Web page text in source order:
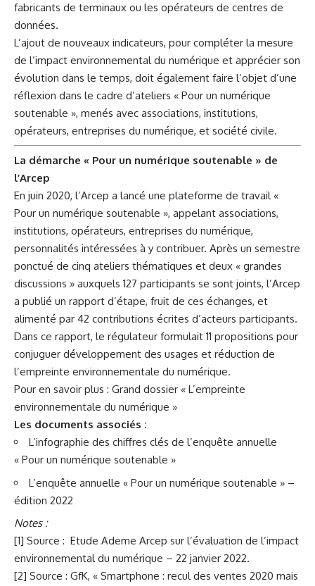
fabricants de terminaux ou les opérateurs de centres de
données.
L’ajout de nouveaux indicateurs, pour compléter la mesure
de l’impact environnemental du numérique et apprécier son
évolution dans le temps, doit également faire l’objet d’une
réflexion dans le cadre d’ateliers « Pour un numérique
soutenable », menés avec associations, institutions,
opérateurs, entreprises du numérique, et société civile.
La démarche « Pour un numérique soutenable » de
l’Arcep
En juin 2020, l’Arcep a lancé une plateforme de travail «
Pour un numérique soutenable », appelant associations,
institutions, opérateurs, entreprises du numérique,
personnalités intéressées à y contribuer. Après un semestre
ponctué de cinq ateliers thématiques et deux « grandes
discussions » auxquels 127 participants se sont joints, l’Arcep
a publié un rapport d’étape, fruit de ces échanges, et
alimenté par 42 contributions écrites d’acteurs participants.
Dans ce rapport, le régulateur formulait 11 propositions pour
conjuguer développement des usages et réduction de
l’empreinte environnementale du numérique.
Pour en savoir plus : Grand dossier « L’empreinte
environnementale du numérique »
Les documents associés :
L’infographie des chiffres clés de l’enquête annuelle
« Pour un numérique soutenable »
L’enquête annuelle « Pour un numérique soutenable » –
édition 2022
Notes :
[1] Source : Etude Ademe Arcep sur l’évaluation de l’impact
environnemental du numérique – 22 janvier 2022.
[2] Source : GfK, « Smartphone : recul des ventes 2020 mais